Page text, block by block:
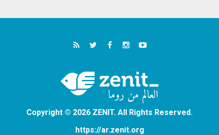
Copyright © 2026 ZENIT. All Rights Reserved.
https://ar.zenit.org